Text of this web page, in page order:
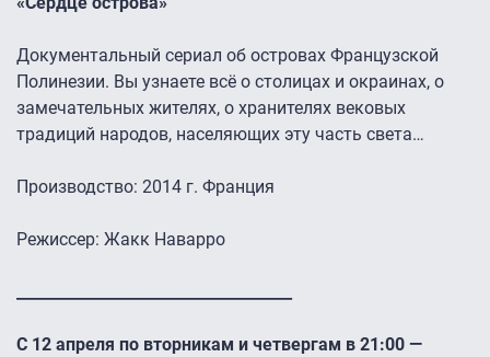
Документальный сериал об островах Французской
Полинезии. Вы узнаете всё о столицах и окраинах, о
замечательных жителях, о хранителях вековых
традиций народов, населяющих эту часть света…
Производство: 2014 г. Франция
Режиссер: Жакк Наварро
С 12 апреля по вторникам и четвергам в 21:00 —